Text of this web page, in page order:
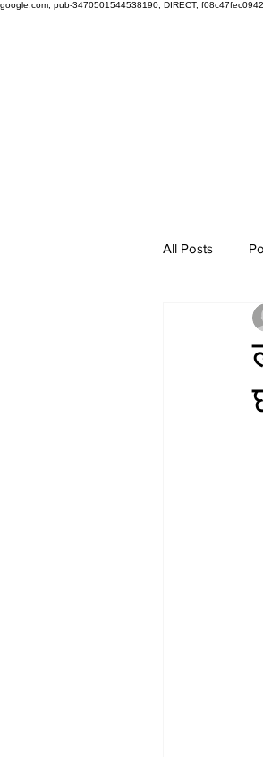
google.com, pub-3470501544538190, DIRECT,
All Posts